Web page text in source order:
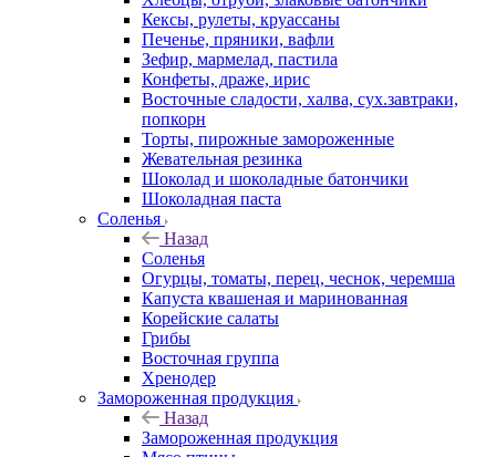
Кексы, рулеты, круассаны
Печенье, пряники, вафли
Зефир, мармелад, пастила
Конфеты, драже, ирис
Восточные сладости, халва, сух.завтраки,
попкорн
Торты, пирожные замороженные
Жевательная резинка
Шоколад и шоколадные батончики
Шоколадная паста
Соленья
Назад
Соленья
Огурцы, томаты, перец, чеснок, черемша
Капуста квашеная и маринованная
Корейские салаты
Грибы
Восточная группа
Хренодер
Замороженная продукция
Назад
Замороженная продукция